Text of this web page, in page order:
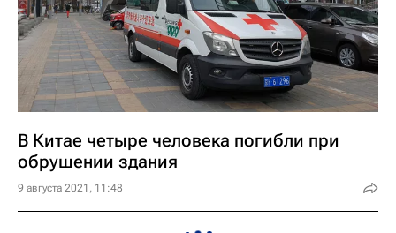
В Китае четыре человека погибли при
обрушении здания
9 августа 2021, 11:48